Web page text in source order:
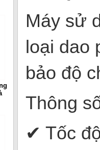
Máy sử
loại dao
bảo độ
Thông
✔ Tốc